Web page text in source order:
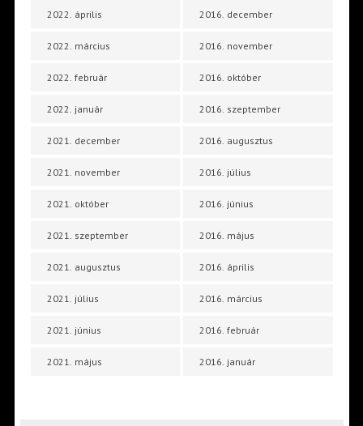
2022. április
2022. március
2022. február
2022. január
2021. december
2021. november
2021. október
2021. szeptember
2021. augusztus
2021. július
2021. június
2021. május
2016. december
2016. november
2016. október
2016. szeptember
2016. augusztus
2016. július
2016. június
2016. május
2016. április
2016. március
2016. február
2016. január